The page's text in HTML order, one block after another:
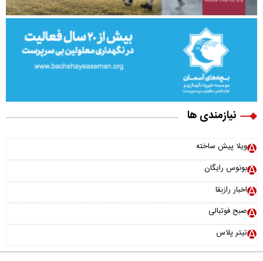
نیازمندی ها
ویلا پیش ساخته
بونوس رایگان
اخبار رازبقا
صبح فوتبالی
تیتر پلاس